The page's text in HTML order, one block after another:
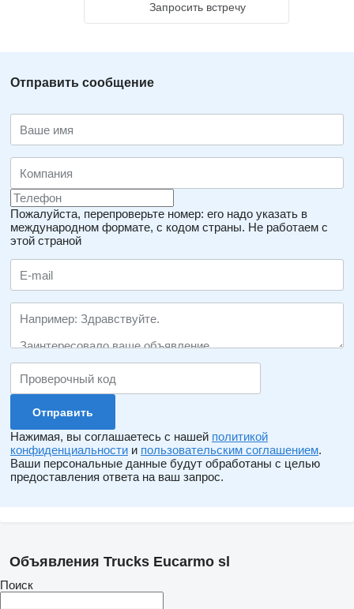
Запросить встречу
Отправить сообщение
Пожалуйста, перепроверьте номер: его надо указать в
международном формате, с кодом страны. Не работаем с
этой страной
Нажимая, вы соглашаетесь с нашей политикой
конфиденциальности и пользовательским соглашением.
Ваши персональные данные будут обработаны с целью
предоставления ответа на ваш запрос.
Объявления Trucks Eucarmo sl
Поиск